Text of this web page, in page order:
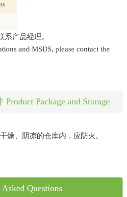
系产品经理。
and MSDS, please contact the
Package and Storage
燥、阴凉的仓库内，应防火。
Questions